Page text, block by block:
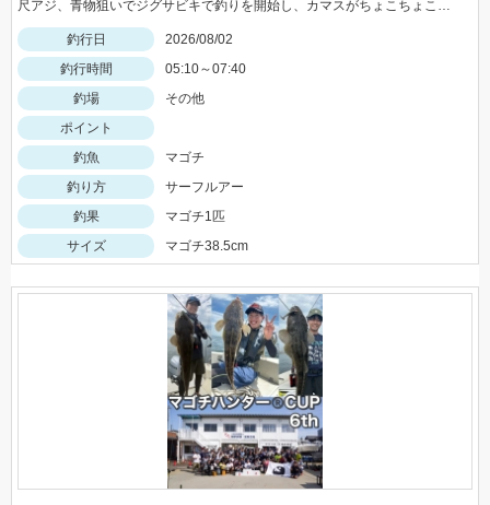
釣行日
2026/08/02
釣行時間
05:10～07:40
釣場
その他
ポイント
釣魚
マゴチ
釣り方
サーフルアー
釣果
マゴチ1匹
サイズ
マゴチ38.5cm